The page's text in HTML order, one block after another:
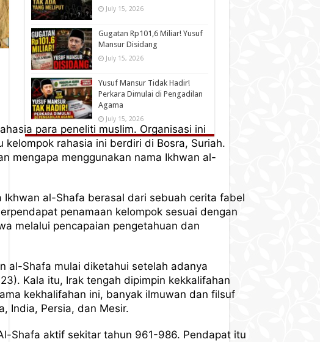
para peneliti muslim. Organisasi ini
rahasia ini berdiri di Bosra, Suriah.
mengapa menggunakan nama Ikhwan al-
al-Shafa berasal dari sebuah cerita fabel
penamaan kelompok sesuai dengan
melalui pencapaian pengetahuan dan
al-Shafa mulai diketahui setelah adanya
Kala itu, Irak tengah dipimpin kekkalifahan
kekhalifahan ini, banyak ilmuwan dan filsuf
India, Persia, dan Mesir.
Shafa aktif sekitar tahun 961-986. Pendapat itu
July 15, 2026
Gugatan Rp101,6 Miliar! Yusuf
Mansur Disidang
July 15, 2026
Yusuf Mansur Tidak Hadir!
Perkara Dimulai di Pengadilan
Agama
July 15, 2026